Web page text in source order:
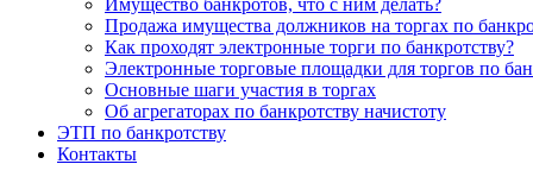
Имущество банкротов, что с ним делать?
Продажа имущества должников на торгах по
Как проходят электронные торги по банкротству?
Электронные торговые площадки для торгов по
Основные шаги участия в торгах
Об агрегаторах по банкротству начистоту
ЭТП по банкротству
Контакты